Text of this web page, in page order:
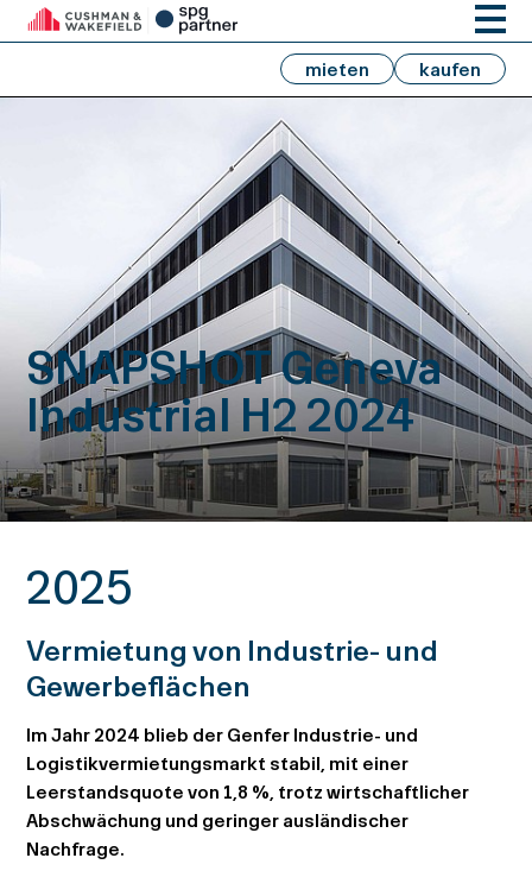
mieten kaufen
SNAPSHOT Geneva
Industrial H2 2024
2025
Vermietung von Industrie- und
Gewerbeflächen
Im Jahr 2024 blieb der Genfer Industrie- und
Logistikvermietungsmarkt stabil, mit einer
Leerstandsquote von 1,8 %, trotz wirtschaftlicher
Abschwächung und geringer ausländischer
Nachfrage.